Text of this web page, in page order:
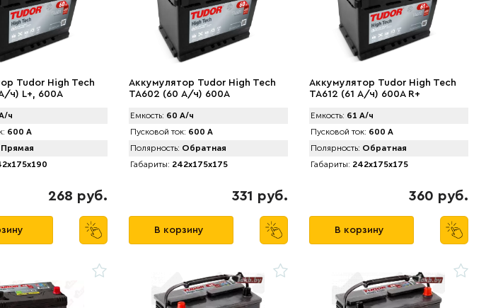
Tudor High Tech
ч) L+, 600A
ч
600 А
Прямая
268 руб.
Аккумулятор Tudor High Tech
TA602 (60 А/ч) 600A
Емкость: 60 А/ч
Пусковой ток: 600 А
Полярность: Обратная
Габариты: 242x175x175
331 руб.
В корзину
Аккумулятор Tudor High Tech
TA612 (61 А/ч) 600A R+
Емкость: 61 А/ч
Пусковой ток: 600 А
Полярность: Обратная
Габариты: 242x175x175
360 руб.
В корзину